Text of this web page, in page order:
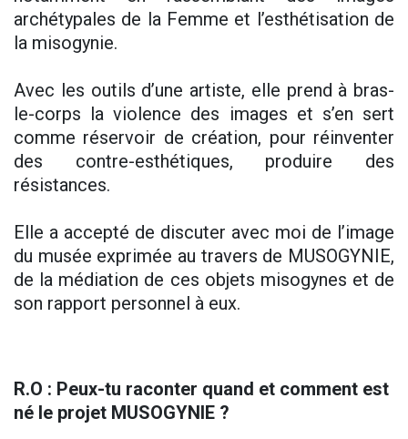
archétypales de la Femme et l’esthétisation de
la misogynie.
Avec les outils d’une artiste, elle prend à bras-
le-corps la violence des images et s’en sert
comme réservoir de création, pour réinventer
des contre-esthétiques, produire des
résistances.
Elle a accepté de discuter avec moi de l’image
du musée exprimée au travers de MUSOGYNIE,
de la médiation de ces objets misogynes et de
son rapport personnel à eux.
R.O : Peux-tu raconter quand et comment est
né le projet MUSOGYNIE ?